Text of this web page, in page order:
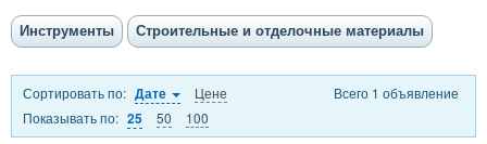
Инструменты Строительные и отделочные материалы
Сортировать по: Дате
Цене
Показывать по: 25 50 100
Всего 1 объявление